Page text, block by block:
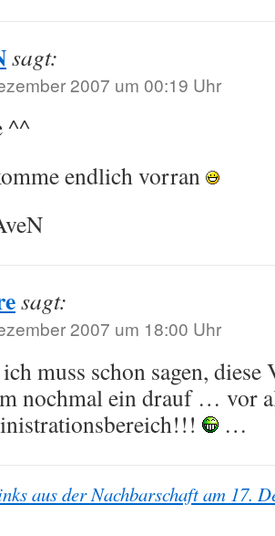
sagt:
2007 um 00:19 Uhr
^^
endlich vorran
sagt:
2007 um 18:00 Uhr
muss schon sagen, diese
nochmal ein drauf … vor
…
aus der Nachbarschaft am 17.